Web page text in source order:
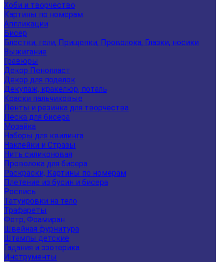
Хоби и творчество
Картины по номерам
Аппликации
Бисер
Блестки, гели, Прищепки, Проволока, Глазки, носики
Выжигание
Гравюры
Декор Пенопласт
Декор для поделок
Декупаж, кракелюр, поталь
Краски пальчиковые
Ленты и резинка для творчества
Леска для бисера
Мозайка
Наборы для квилинга
Наклейки и Стразы
Нить силиконовая
Проволока для бисера
Раскраски, Картины по номерам
Плетение из бусин и бисера
Роспись
Татуировки на тело
Трафареты
Фетр, Фоамиран
Швейная фурнитура
Штампы детские
Гадания и эзотерика
Инструменты